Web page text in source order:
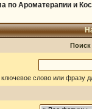
по Ароматерапии и
ключевое слово или фразу